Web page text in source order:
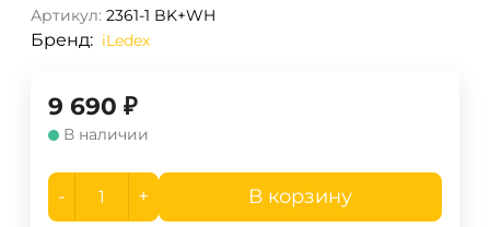
Артикул: 2361-1 BK+WH
Бренд: iLedex
9 690 ₽
В наличии
- + В корзину